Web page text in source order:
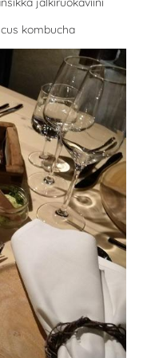
kombucha